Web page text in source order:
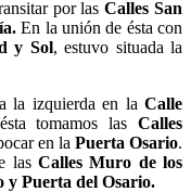
por lasCalles San
En la unión de ésta con
y Sol, estuvo situada la
la izquierda en laCalle
tomamos lasCalles
en la Puerta Osario.
las Calles Muro de los
y Puerta del Osario.